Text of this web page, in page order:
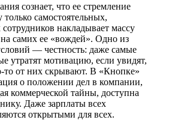
сознает, что ее стремление
только самостоятельных,
накладывает массу
на самих ее «вождей». Одно из
— честность: даже самые
утратят мотивацию, если увидят,
то от них скрывают. В «Кнопке»
о положении дел в компании,
коммерческой тайны, доступна
Даже зарплаты всех
открытыми для всех.